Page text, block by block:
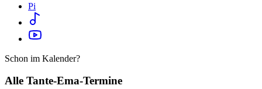
Pi
Schon im Kalender?
Alle Tante-Ema-Termine